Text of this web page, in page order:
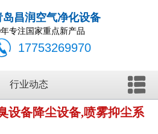
岛昌润空气净化设备
年专注国家重点新产品
17753269970
行业动态
设备降尘设备,喷雾抑尘系